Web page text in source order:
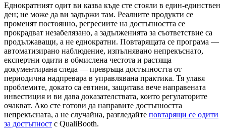
Еднократният одит ви казва къде сте стояли в един-единствен
ден; не може да ви задържи там. Реалните продукти се
променят постоянно, регресиите на достъпността се
прокрадват незабелязано, а задълженията за съответствие са
продължаващи, а не еднократни. Повтарящата се програма —
автоматизирано наблюдение, изпълнявано непрекъснато,
експертни одити в обмислена честота и растяща
документирана следа — превръща достъпността от
периодична надпревара в управлявана практика. Тя улавя
проблемите, докато са евтини, защитава вече направената
инвестиция и ви дава доказателствата, които регулаторите
очакват. Ако сте готови да направите достъпността
непрекъсната, а не случайна, разгледайте повтарящи се одити
за достъпност с QualiBooth.